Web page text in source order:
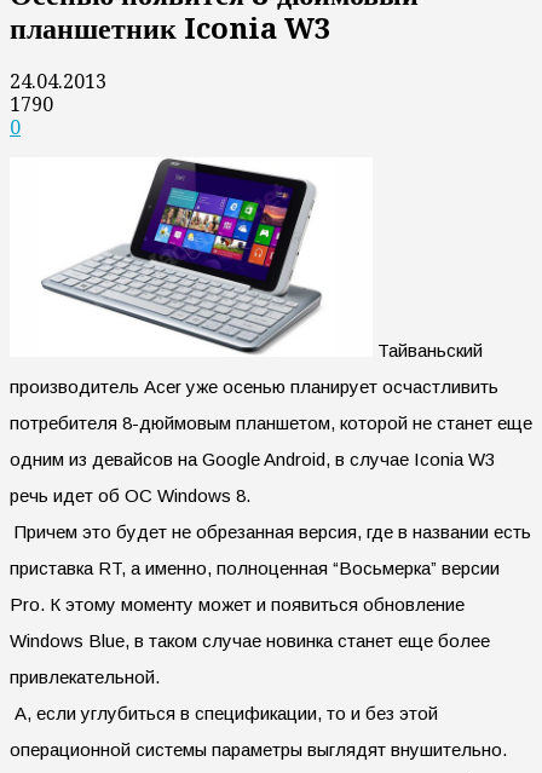
планшетник Iconia W3
24.04.2013
1790
0
Тайваньский
производитель Acer уже осенью планирует осчастливить
потребителя 8-дюймовым планшетом, которой не станет еще
одним из девайсов на Google Android, в случае Iconia W3
речь идет об ОС Windows 8.
Причем это будет не обрезанная версия, где в названии есть
приставка RT, а именно, полноценная “Восьмерка” версии
Pro. К этому моменту может и появиться обновление
Windows Blue, в таком случае новинка станет еще более
привлекательной.
А, если углубиться в спецификации, то и без этой
операционной системы параметры выглядят внушительно.